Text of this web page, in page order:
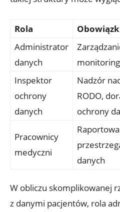
Rola
Administrator
danych
Inspektor
ochrony
danych
Nadzór
RODO,
ochrony
Pracownicy
medyczni
danych
W obliczu skomplikowanej
z danymi pacjentów, rola